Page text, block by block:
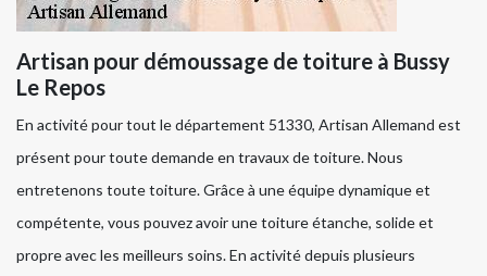
Artisan pour démoussage de toiture à Bussy
Le Repos
En activité pour tout le département 51330, Artisan Allemand est
présent pour toute demande en travaux de toiture. Nous
entretenons toute toiture. Grâce à une équipe dynamique et
compétente, vous pouvez avoir une toiture étanche, solide et
propre avec les meilleurs soins. En activité depuis plusieurs